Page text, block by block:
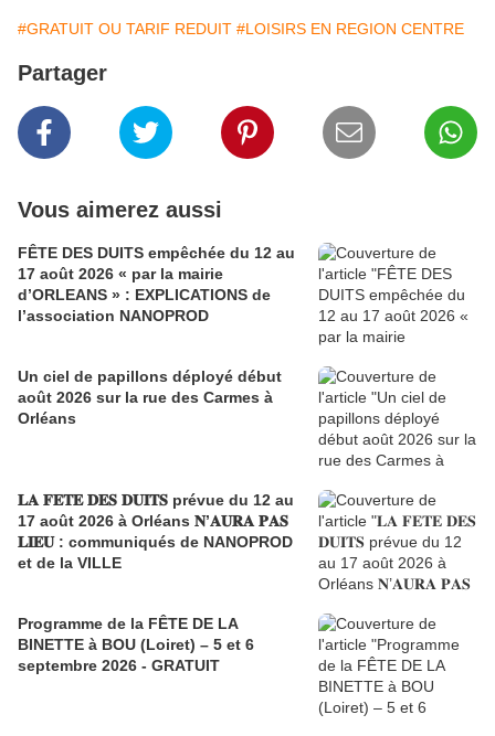
#GRATUIT OU TARIF REDUIT #LOISIRS EN REGION CENTRE
Partager
Vous aimerez aussi
FÊTE DES DUITS empêchée du 12 au
17 août 2026 « par la mairie
d’ORLEANS » : EXPLICATIONS de
l’association NANOPROD
Un ciel de papillons déployé début
août 2026 sur la rue des Carmes à
Orléans
𝐋𝐀 𝐅𝐄𝐓𝐄 𝐃𝐄𝐒 𝐃𝐔𝐈𝐓𝐒 prévue du 12 au
17 août 2026 à Orléans 𝐍’𝐀𝐔𝐑𝐀 𝐏𝐀𝐒
𝐋𝐈𝐄𝐔 : communiqués de NANOPROD
et de la VILLE
Programme de la FÊTE DE LA
BINETTE à BOU (Loiret) – 5 et 6
septembre 2026 - GRATUIT